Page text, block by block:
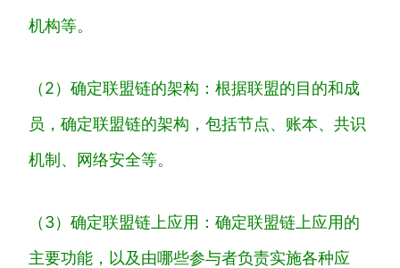
机构等。
（2） 确定联盟链的架构 ： 根据联盟的目的和成
员 ， 确定联盟链的架构 ， 包括节点、 账本、 共识
机制 、 网络安全等。
（3） 确定联盟链 上应用 ： 确定联盟链 上应用的
主要功能 ， 以及由哪些参与者负责实施各种应